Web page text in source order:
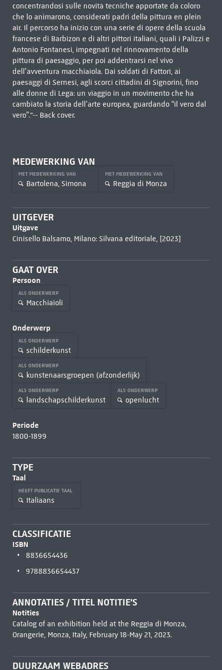
concentrandosi sulle novità tecniche apportate da coloro
che lo animarono, considerati padri della pittura en plein
air. Il percorso ha inizio con una serie di opere della scuola
francese di Barbizon e di altri pittori italiani, quali i Palizzi e
Antonio Fontanesi, impegnati nel rinnovamento della
pittura di paesaggio, per poi addentrarsi nel vivo
dell’avventura macchiaiola. Dai soldati di Fattori, ai
paesaggi di Sernesi, agli scorci cittadini di Signorini, fino
alle donne di Lega: un viaggio in un movimento che ha
cambiato la storia dell’arte europea, guardando “il vero dal
vero”."-- Back cover.
MEDEWERKING VAN
MET MEDEWERKING VAN
Bartolena, Simona
MET MEDEWERKING VAN
Reggia di Monza
UITGEVER
Uitgave
Cinisello Balsamo, Milano: Silvana editoriale, [2023]
GAAT OVER
Persoon
ALS ONDERWERP
Macchiaioli
Onderwerp
ALS ONDERWERP
schilderkunst
ALS ONDERWERP
kunstenaarsgroepen (afzonderlijk)
ALS ONDERWERP
landschapschilderkunst
ALS ONDERWERP
openlucht
Periode
1800-1899
TYPE
Taal
HEEFT PUBLICATIE TAAL
Italiaans
CLASSIFICATIE
ISBN
8836654436
9788836654437
ANNOTATIES / TITEL NOTITIE'S
Notities
Catalog of an exhibition held at the Reggia di Monza,
Orangerie, Monza, Italy, February 18-May 21, 2023.
DUURZAAM WEBADRES